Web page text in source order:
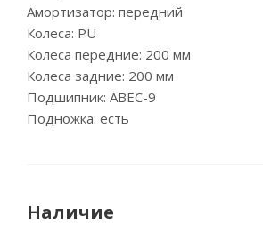
Амортизатор: передний
Колеса: PU
Колеса передние: 200 мм
Колеса задние: 200 мм
Подшипник: ABEC-9
Подножка: есть
Наличие